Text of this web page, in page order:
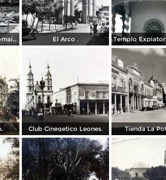
Hotel balneario La Comajilla León, Guanajuato El Arco .
Club Cinegetico Leones. Tienda La